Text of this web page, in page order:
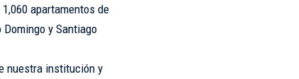
apartamentos de
y Santiago
nuestra institución y